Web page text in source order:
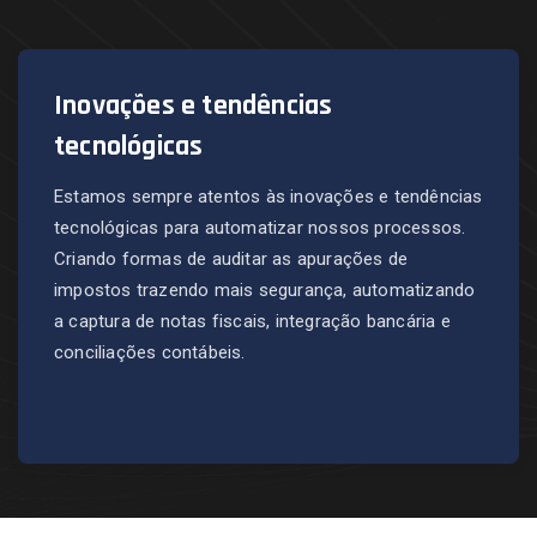
Inovações e tendências
tecnológicas
Estamos sempre atentos às inovações e tendências
tecnológicas para automatizar nossos processos.
Criando formas de auditar as apurações de
impostos trazendo mais segurança, automatizando
a captura de notas fiscais, integração bancária e
conciliações contábeis.